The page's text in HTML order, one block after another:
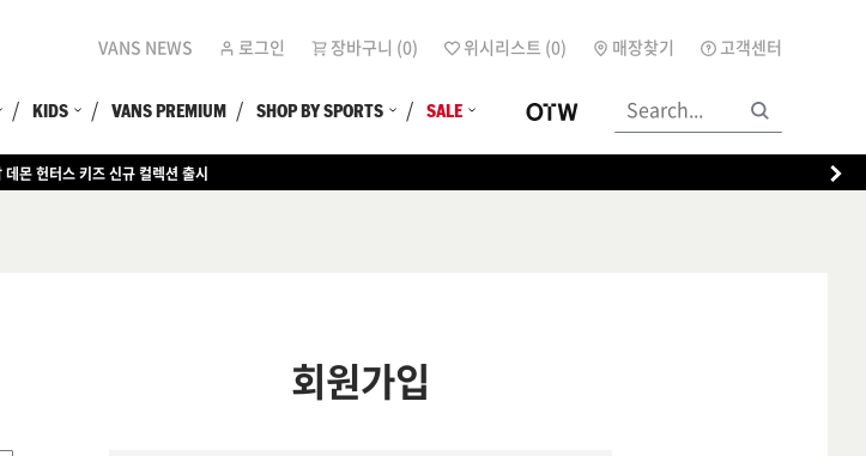
VANS NEWS 로그인 장바구니 (0) 위시리스트 (0) 매장찾기 고객센터
KIDS VANS PREMIUM SHOP BY SPORTS SALE
몬 헌터스 키즈 신규 컬렉션 출시
회원가입